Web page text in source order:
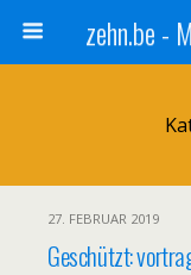
27. FEBRUAR 2019
Geschützt: